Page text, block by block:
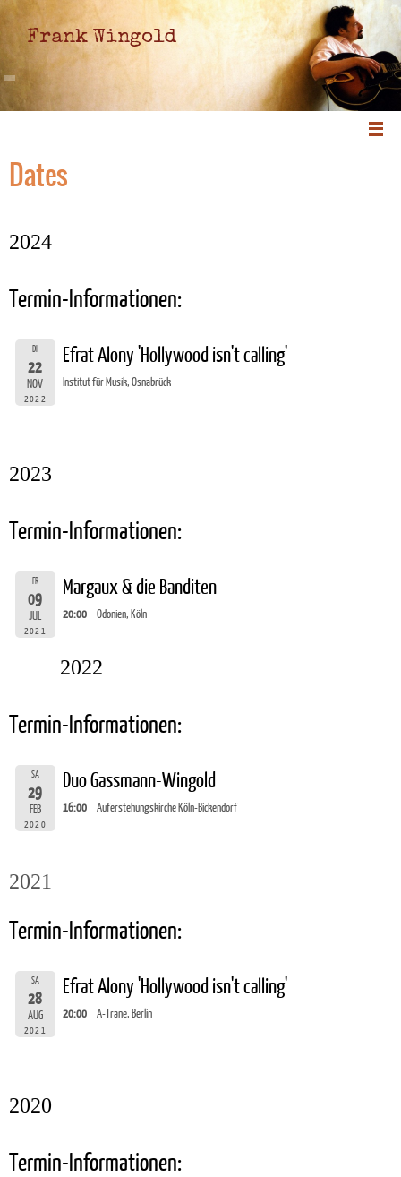
Frank Wingold
Dates
2024
Termin-Informationen:
DI
22
NOV
2022
Efrat Alony 'Hollywood isn't calling'
Institut für Musik, Osnabrück
2023
Termin-Informationen:
FR
09
JUL
2021
Margaux & die Banditen
20:00 Odonien, Köln
2022
Termin-Informationen:
SA
29
FEB
2020
Duo Gassmann-Wingold
16:00 Auferstehungskirche Köln-Bickendorf
2021
Termin-Informationen:
SA
28
AUG
2021
Efrat Alony 'Hollywood isn't calling'
20:00 A-Trane, Berlin
2020
Termin-Informationen: